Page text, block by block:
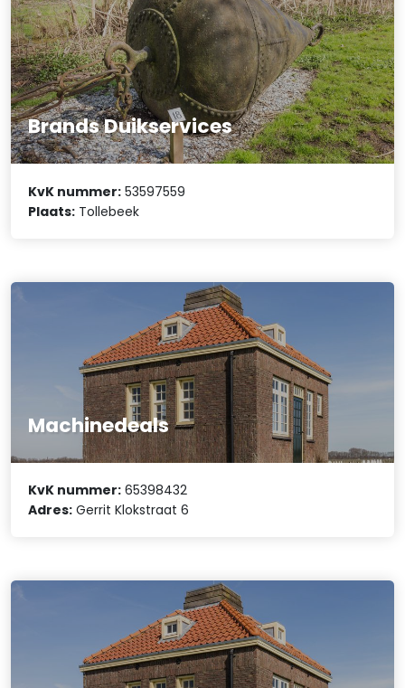
Brands Duikservices
KvK nummer: 53597559
Plaats: Tollebeek
Machinedeals
KvK nummer: 65398432
Adres: Gerrit Klokstraat 6